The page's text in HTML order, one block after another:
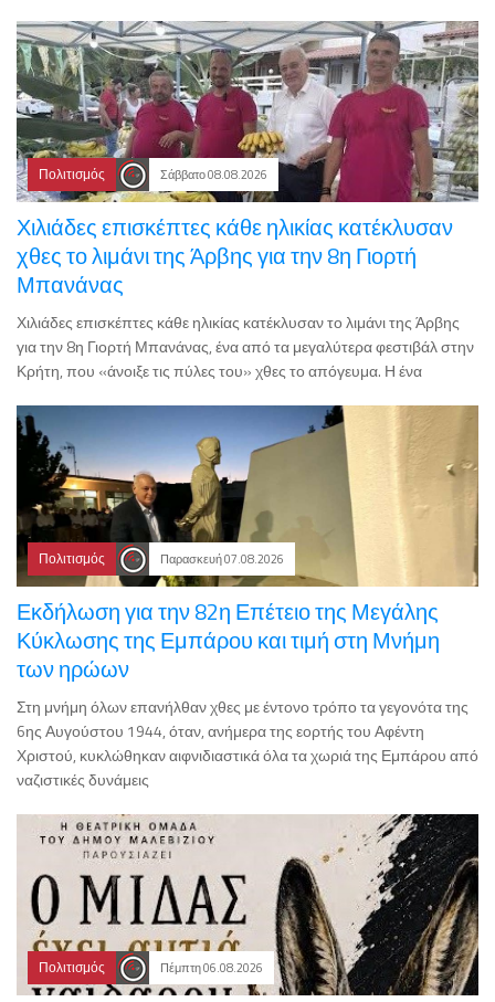
Πολιτισμός Σάββατο 08.08.2026
Χιλιάδες επισκέπτες κάθε ηλικίας κατέκλυσαν
χθες το λιμάνι της Άρβης για την 8η Γιορτή
Μπανάνας
Χιλιάδες επισκέπτες κάθε ηλικίας κατέκλυσαν το λιμάνι της Άρβης
για την 8η Γιορτή Μπανάνας, ένα από τα μεγαλύτερα φεστιβάλ στην
Κρήτη, που «άνοιξε τις πύλες του» χθες το απόγευμα. Η ένα
Πολιτισμός Παρασκευή 07.08.2026
Εκδήλωση για την 82η Επέτειο της Μεγάλης
Κύκλωσης της Εμπάρου και τιμή στη Μνήμη
των ηρώων
Στη μνήμη όλων επανήλθαν χθες με έντονο τρόπο τα γεγονότα της
6ης Αυγούστου 1944, όταν, ανήμερα της εορτής του Αφέντη
Χριστού, κυκλώθηκαν αιφνιδιαστικά όλα τα χωριά της Εμπάρου από
ναζιστικές δυνάμεις
Πολιτισμός Πέμπτη 06.08.2026